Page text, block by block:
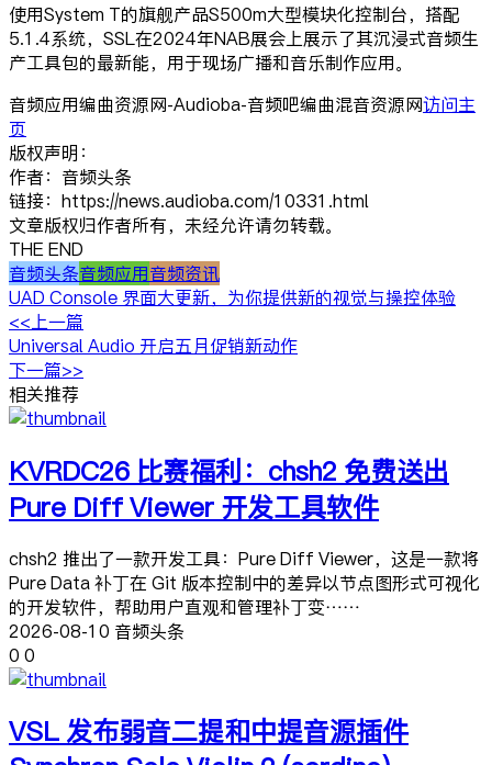
使用System T的旗舰产品S500m大型模块化控制台，搭配
5.1.4系统，SSL在2024年NAB展会上展示了其沉浸式音频生
产工具包的最新能，用于现场广播和音乐制作应用。
音频应用编曲资源网-Audioba-音频吧编曲混音资源网访问主
页
版权声明：
作者：音频头条
链接：https://news.audioba.com/10331.html
文章版权归作者所有，未经允许请勿转载。
THE END
音频头条音频应用音频资讯
UAD Console 界面大更新，为你提供新的视觉与操控体验
<<上一篇
Universal Audio 开启五月促销新动作
下一篇>>
相关推荐
KVRDC26 比赛福利：chsh2 免费送出
Pure Diff Viewer 开发工具软件
chsh2 推出了一款开发工具：Pure Diff Viewer，这是一款将
Pure Data 补丁在 Git 版本控制中的差异以节点图形式可视化
的开发软件，帮助用户直观和管理补丁变……
2026-08-10 音频头条
0 0
VSL 发布弱音二提和中提音源插件